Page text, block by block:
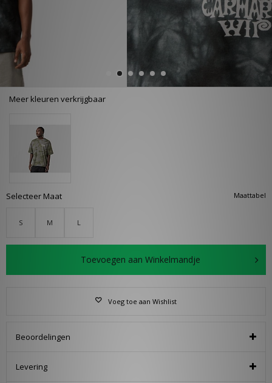
Meer kleuren verkrijgbaar
Maattabel
Selecteer Maat
S M L
Toevoegen aan Winkelmandje
Voeg toe aan Wishlist
Beoordelingen
Levering